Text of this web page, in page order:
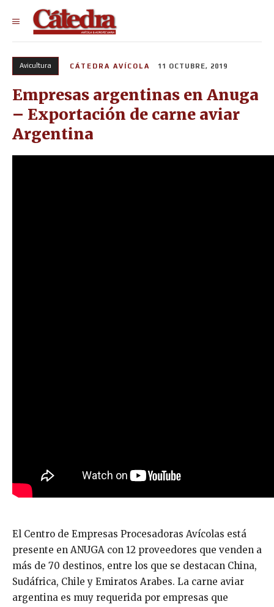
Avicultura CÁTEDRA AVÍCOLA 11 OCTUBRE, 2019
Empresas argentinas en Anuga
– Exportación de carne aviar
Argentina
El Centro de Empresas Procesadoras Avícolas está
presente en ANUGA con 12 proveedores que venden a
más de 70 destinos, entre los que se destacan China,
Sudáfrica, Chile y Emiratos Arabes. La carne aviar
argentina es muy requerida por empresas que